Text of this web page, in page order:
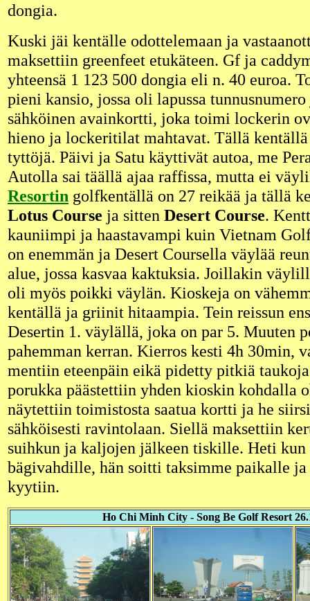
dongia.
Kuski jäi kentälle odottelemaan ja
maksettiin greenfeet etukäteen. Gf ja
yhteensä 1 123 500 dongia eli n. 40 euroa.
pieni kansio, jossa oli lapussa
sähköinen avainkortti, joka toimi lockerin
hieno ja lockeritilat mahtavat. Tällä
tyttöjä. Päivi ja Satu käyttivät autoa, me
Autolla sai täällä ajaa raffissa, mutta ei
Resortin golfkentällä on 27 reikää ja tällä
Lotus Course ja sitten Desert Course.
kauniimpi ja haastavampi kuin Vietnam
on enemmän ja Desert Coursella väylää
alue, jossa kasvaa kaktuksia. Joillakin
oli myös poikki väylän. Kioskeja on
kentällä ja griinit hitaampia. Tein reissun
Desertin 1. väylällä, joka on par 5. Muuten
pahemman kerran. Kierros kesti 4h 30min,
mentiin eteenpäin eikä pidetty pitkiä
porukka päästettiin yhden kioskin kohdalla
näytettiin toimistosta saatua kortti ja he
sähköisesti ravintolaan. Siellä maksettiin
suihkun ja kaljojen jälkeen tiskille. Heti
bägivahdille, hän soitti taksimme paikalle
kyytiin.
Ho Chi Minh City - Song Be Golf Resort